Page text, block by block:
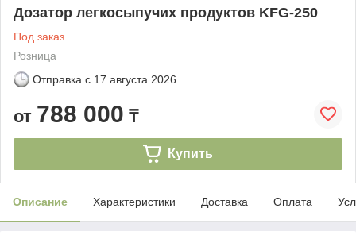
Дозатор легкосыпучих продуктов KFG-250
Под заказ
Розница
Отправка с 17 августа 2026
от 788 000 ₸
Купить
Описание Характеристики Доставка Оплата